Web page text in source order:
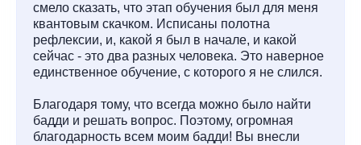
смело сказать, что этап обучения был для меня
квантовым скачком. Исписаны полотна
рефлексии, и, какой я был в начале, и какой
сейчас - это два разных человека. Это наверное
единственное обучение, с которого я не слился.
Благодаря тому, что всегда можно было найти
бадди и решать вопрос. Поэтому, огромная
благодарность всем моим бадди! Вы внесли